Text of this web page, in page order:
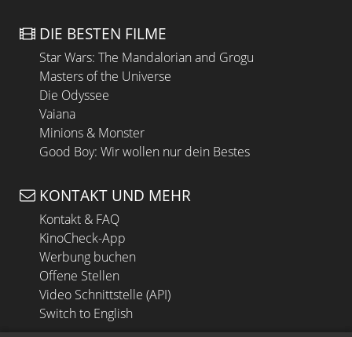
DIE BESTEN FILME
Star Wars: The Mandalorian and Grogu
Masters of the Universe
Die Odyssee
Vaiana
Minions & Monster
Good Boy: Wir wollen nur dein Bestes
KONTAKT UND MEHR
Kontakt & FAQ
KinoCheck-App
Werbung buchen
Offene Stellen
Video Schnittstelle (API)
Switch to English